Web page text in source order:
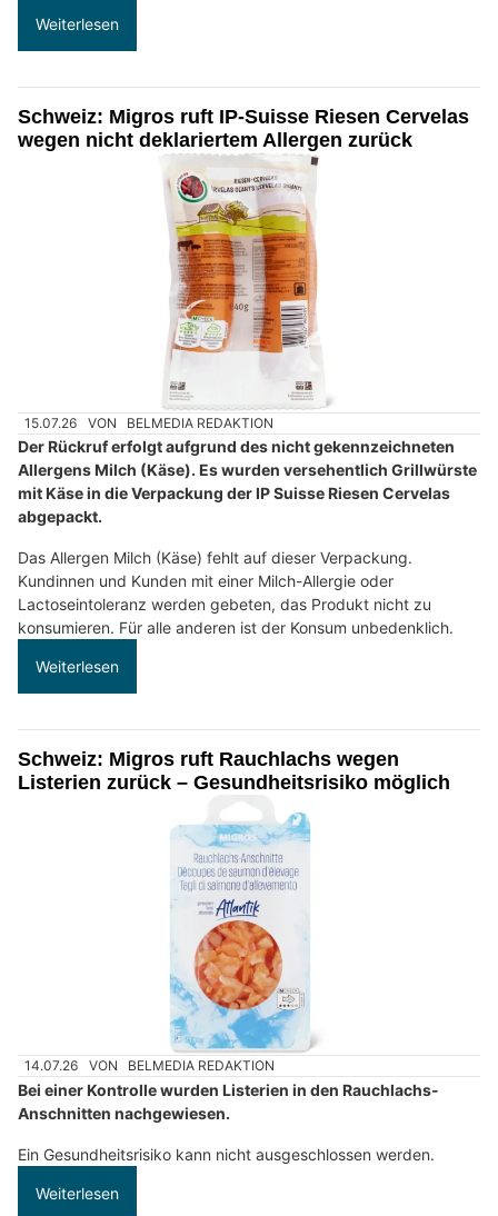
Weiterlesen
Schweiz: Migros ruft IP-Suisse Riesen Cervelas
wegen nicht deklariertem Allergen zurück
15.07.26 VON BELMEDIA REDAKTION
Der Rückruf erfolgt aufgrund des nicht gekennzeichneten
Allergens Milch (Käse). Es wurden versehentlich Grillwürste
mit Käse in die Verpackung der IP Suisse Riesen Cervelas
abgepackt.
Das Allergen Milch (Käse) fehlt auf dieser Verpackung.
Kundinnen und Kunden mit einer Milch-Allergie oder
Lactoseintoleranz werden gebeten, das Produkt nicht zu
konsumieren. Für alle anderen ist der Konsum unbedenklich.
Weiterlesen
Schweiz: Migros ruft Rauchlachs wegen
Listerien zurück – Gesundheitsrisiko möglich
14.07.26 VON BELMEDIA REDAKTION
Bei einer Kontrolle wurden Listerien in den Rauchlachs-
Anschnitten nachgewiesen.
Ein Gesundheitsrisiko kann nicht ausgeschlossen werden.
Weiterlesen